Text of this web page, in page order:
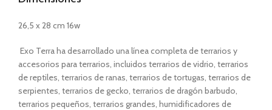
26,5 x 28 cm 16w
Exo Terra ha desarrollado una línea completa de terrarios y
accesorios para terrarios, incluidos terrarios de vidrio, terrarios
de reptiles, terrarios de ranas, terrarios de tortugas, terrarios de
serpientes, terrarios de gecko, terrarios de dragón barbudo,
terrarios pequeños, terrarios grandes, humidificadores de